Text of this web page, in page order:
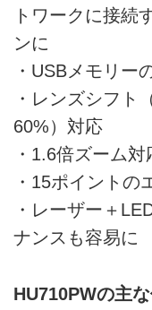
トワークに接続
ンに
・USBメモリー
・レンズシフト
60%）対応
・1.6倍ズーム対
・15ポイントの
・レーザー＋
ナンスも容易に
HU710PWの主